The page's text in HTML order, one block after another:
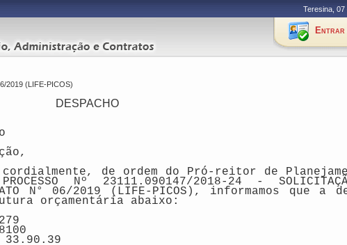
Teresina, 07
Entrar
2019 (LIFE-PICOS)
DESPACHO
cordialmente, de ordem do Pró-reitor de
PROCESSO Nº 23111.090147/2018-24 -
N° 06/2019 (LIFE-PICOS) , informamos que a
orçamentária abaixo: